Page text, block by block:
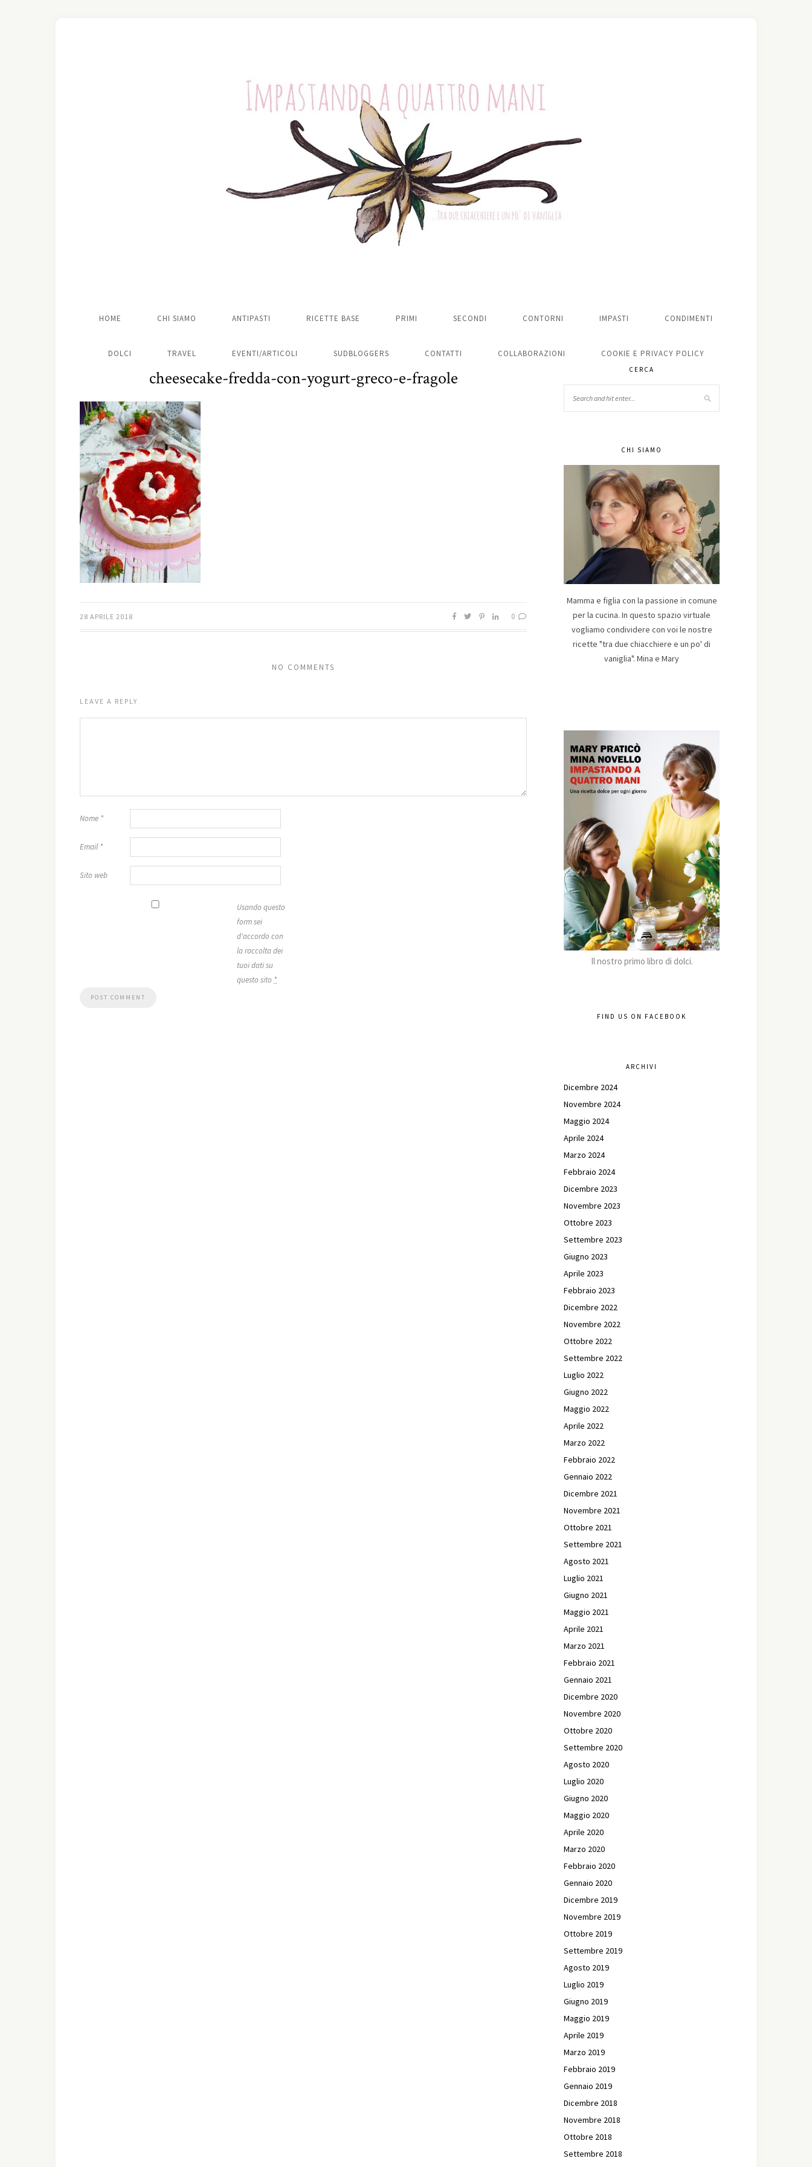
HOME CHI SIAMO ANTIPASTI RICETTE BASE PRIMI SECONDI CONTORNI IMPASTI CONDIMENTI
DOLCI TRAVEL EVENTI/ARTICOLI SUDBLOGGERS CONTATTI COLLABORAZIONI COOKIE E PRIVACY POLICY
cheesecake-fredda-con-yogurt-greco-e-fragole
28 APRILE 2018 0
NO COMMENTS
LEAVE A REPLY
Nome *
Email *
Sito web
Usando questo
form sei
d'accordo con
la raccolta dei
tuoi dati su
questo sito *
CERCA
CHI SIAMO
Mamma e figlia con la passione in comune
per la cucina. In questo spazio virtuale
vogliamo condividere con voi le nostre
ricette "tra due chiacchiere e un po' di
vaniglia". Mina e Mary
Il nostro primo libro di dolci.
FIND US ON FACEBOOK
ARCHIVI
Dicembre 2024
Novembre 2024
Maggio 2024
Aprile 2024
Marzo 2024
Febbraio 2024
Dicembre 2023
Novembre 2023
Ottobre 2023
Settembre 2023
Giugno 2023
Aprile 2023
Febbraio 2023
Dicembre 2022
Novembre 2022
Ottobre 2022
Settembre 2022
Luglio 2022
Giugno 2022
Maggio 2022
Aprile 2022
Marzo 2022
Febbraio 2022
Gennaio 2022
Dicembre 2021
Novembre 2021
Ottobre 2021
Settembre 2021
Agosto 2021
Luglio 2021
Giugno 2021
Maggio 2021
Aprile 2021
Marzo 2021
Febbraio 2021
Gennaio 2021
Dicembre 2020
Novembre 2020
Ottobre 2020
Settembre 2020
Agosto 2020
Luglio 2020
Giugno 2020
Maggio 2020
Aprile 2020
Marzo 2020
Febbraio 2020
Gennaio 2020
Dicembre 2019
Novembre 2019
Ottobre 2019
Settembre 2019
Agosto 2019
Luglio 2019
Giugno 2019
Maggio 2019
Aprile 2019
Marzo 2019
Febbraio 2019
Gennaio 2019
Dicembre 2018
Novembre 2018
Ottobre 2018
Settembre 2018